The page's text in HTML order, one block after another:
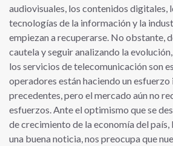
audiovisuales, los contenidos digitales,
tecnologías de la información y la
empiezan a recuperarse. No obstante,
cautela y seguir analizando la
los servicios de telecomunicación son
operadores están haciendo un esfuerzo
precedentes, pero el mercado aún no
esfuerzos. Ante el optimismo que se
de crecimiento de la economía del
una buena noticia, nos preocupa que